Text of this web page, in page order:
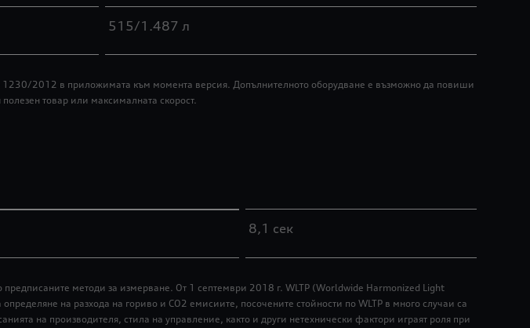
515/1.487 л
1230/2012 в приложимата към момента версия. Допълнителното оборудване е възможно да повиши
товар или максималната скорост.
8,1 сек
предписаните методи за измерване. От 1 септември 2018 г. WLTP (Worldwide Harmonized Light
на разхода на гориво и CО2 емисиите, посочените стойности по WLTP в много случаи са
на производителя, стила на управление, както и други нетехнически фактори играят роля при